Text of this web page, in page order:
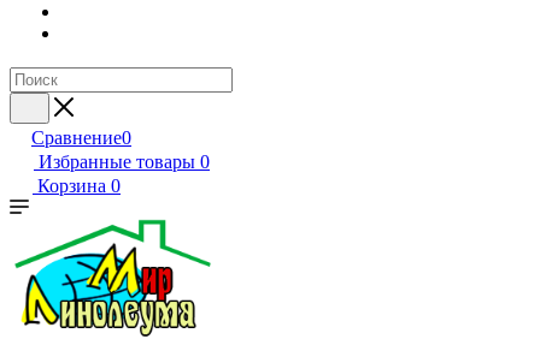
Сравнение0
Избранные товары 0
Корзина 0